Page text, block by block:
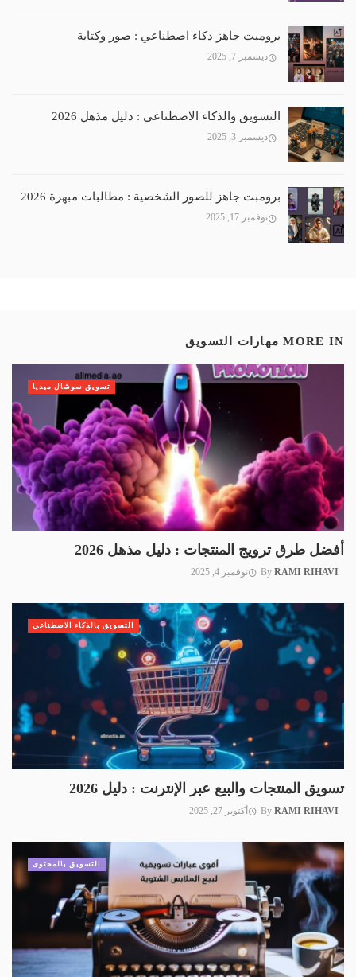
برومبت جاهز ذكاء اصطناعي : صور وكتابة
ديسمبر 7, 2025
التسويق والذكاء الاصطناعي : دليل مذهل 2026
ديسمبر 3, 2025
برومبت جاهز للصور الشخصية : مطالبات مبهرة 2026
نوفمبر 17, 2025
MORE IN مهارات التسويق
أفضل طرق ترويج المنتجات : دليل مذهل 2026
By RAMI RIHAVI نوفمبر 4, 2025
تسويق سوشال ميديا
تسويق المنتجات والبيع عبر الإنترنت : دليل 2026
By RAMI RIHAVI أكتوبر 27, 2025
التسويق بالذكاء الاصطناعي
التسويق بالمحتوى